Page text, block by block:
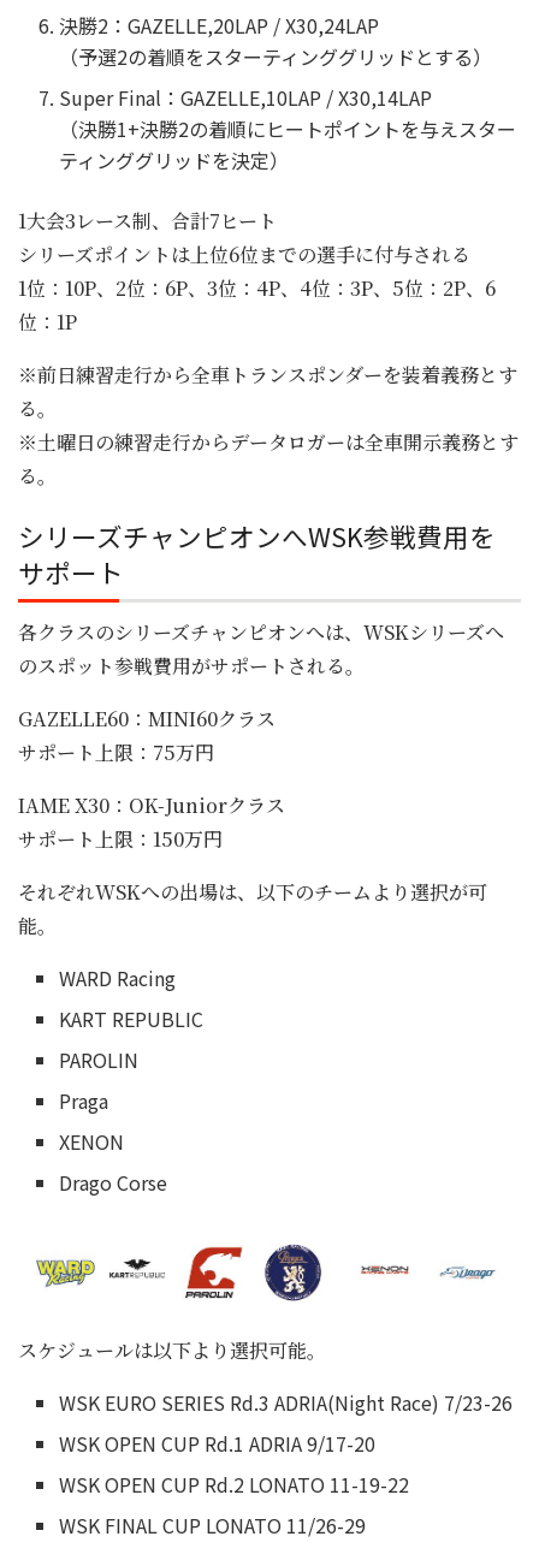
決勝2：GAZELLE,20LAP / X30,24LAP
（予選2の着順をスターティンググリッドとする）
Super Final：GAZELLE,10LAP / X30,14LAP
（決勝1+決勝2の着順にヒートポイントを与えスター
ティンググリッドを決定）
1大会3レース制、合計7ヒート
シリーズポイントは上位6位までの選手に付与される
1位：10P、2位：6P、3位：4P、4位：3P、5位：2P、6
位：1P
※前日練習走行から全車トランスポンダーを装着義務とす
る。
※土曜日の練習走行からデータロガーは全車開示義務とす
る。
シリーズチャンピオンへWSK参戦費用を
サポート
各クラスのシリーズチャンピオンへは、WSKシリーズへ
のスポット参戦費用がサポートされる。
GAZELLE60：MINI60クラス
サポート上限：75万円
IAME X30：OK-Juniorクラス
サポート上限：150万円
それぞれWSKへの出場は、以下のチームより選択が可
能。
WARD Racing
KART REPUBLIC
PAROLIN
Praga
XENON
Drago Corse
スケジュールは以下より選択可能。
WSK EURO SERIES Rd.3 ADRIA(Night Race) 7/23-26
WSK OPEN CUP Rd.1 ADRIA 9/17-20
WSK OPEN CUP Rd.2 LONATO 11-19-22
WSK FINAL CUP LONATO 11/26-29